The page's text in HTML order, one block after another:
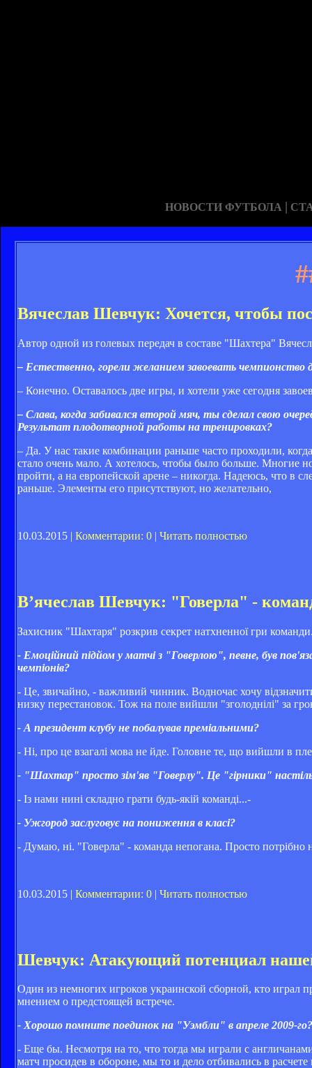
НОВОСТИ ФУТБОЛА |
Вячеслав Шевчук: Хочется, чтобы
Автор одной из голевых передач в составе "Шахтера"
– Естественно, горели желанием завоевать чемпионство
– Конечно. Оставалось две игры, и хотели уже сегодня
– Слава, когда забивался второй мяч, ты сделал свою
Результат плодотворной работы на тренировках?
– Да. У нас такие комбинации раньше часто проходили,
стало очень мало. А хотелось, чтобы было больше. Многие
пройти, а на европейской арене – никогда. Надеюсь, что в
раньше. Элементы его присутствуют, но желательно,
10.03.2015 | Комментарии: 0 | Читать полностью
В’ячеслав Шевчук: "Говерла" -
Захисник "Шахтаря" розкрив секрет натхненної гри
- Емоційний підйом у матчі з "Говерлою", певне, був
чемпіонів?
- Це, звичайно, - важливий чинник. Водночас хочу
низку перестановок. Тож на поле вийшли "зголоднілі" за
- А президент клубу не побалував преміальними?
- Ні, про це взагалі мова не йде. Головне те, що вийшли в
- "Шахтар" просто зім'яв "Говерлу". Це "гірники"
- Із нами нині складно грати будь-якій команді...-
- Ужгород заслуговує на пониження в класі?
- Думаю, ні. "Говерла" - команда непогана. Просто потрібно
10.03.2015 | Комментарии: 0 | Читать полностью
Шевчук: Атакующий потенциал
Один из немногих игроков украинской сборной, кто играл
мнением о предстоящей встрече.
- Хорошо помните поединок на "Уэмбли" в апреле 2009-
- Еще бы. Несмотря на то, что тогда мы играли с
матч просидев в обороне, мы то и дело отбивались в